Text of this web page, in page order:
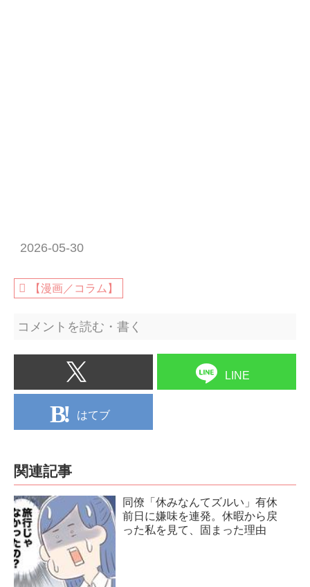
2026-05-30
【漫画／コラム】
コメントを読む・書く
LINE
はてブ
関連記事
同僚「休みなんてズルい」有休
前日に嫌味を連発。休暇から戻
った私を見て、固まった理由